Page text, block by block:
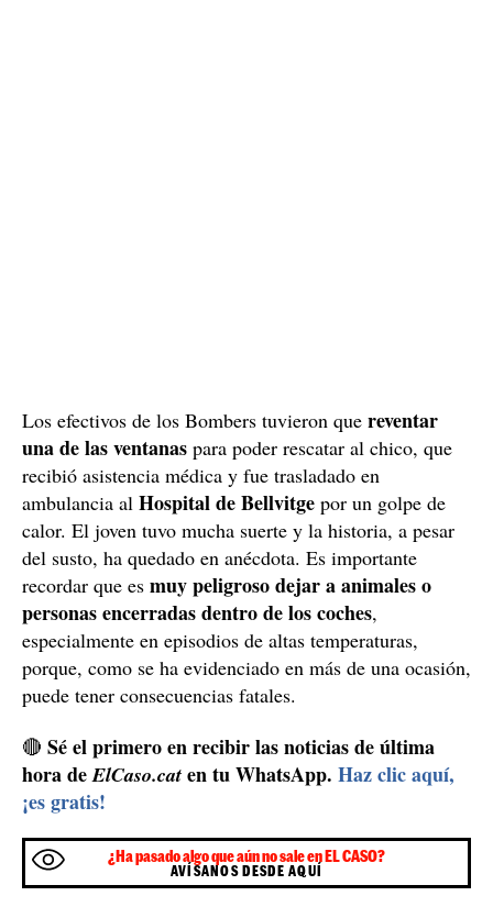
Los efectivos de los Bombers tuvieron que reventar
una de las ventanas para poder rescatar al chico, que
recibió asistencia médica y fue trasladado en
ambulancia al Hospital de Bellvitge por un golpe de
calor. El joven tuvo mucha suerte y la historia, a pesar
del susto, ha quedado en anécdota. Es importante
recordar que es muy peligroso dejar a animales o
personas encerradas dentro de los coches,
especialmente en episodios de altas temperaturas,
porque, como se ha evidenciado en más de una ocasión,
puede tener consecuencias fatales.
🔴 Sé el primero en recibir las noticias de última
hora deElCaso.cat en tu WhatsApp. Haz clic aquí,
¡es gratis!
¿Ha pasado algo que aún no sale en EL CASO?
AVÍSANOS DESDE AQUÍ